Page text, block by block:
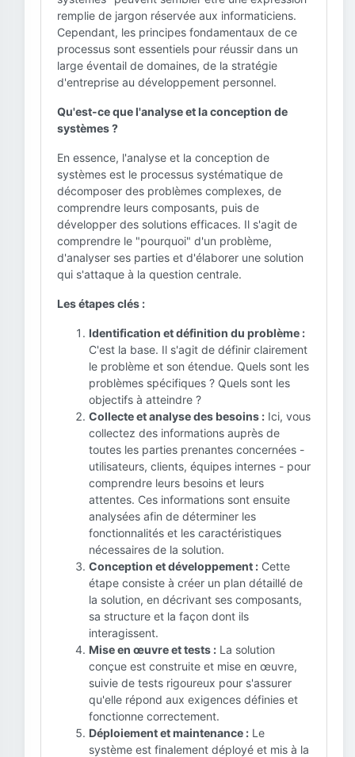
remplie de jargon réservée aux informaticiens.
Cependant, les principes fondamentaux de ce
processus sont essentiels pour réussir dans un
large éventail de domaines, de la stratégie
d'entreprise au développement personnel.
Qu'est-ce que l'analyse et la conception de
systèmes ?
En essence, l'analyse et la conception de
systèmes est le processus systématique de
décomposer des problèmes complexes, de
comprendre leurs composants, puis de
développer des solutions efficaces. Il s'agit de
comprendre le "pourquoi" d'un problème,
d'analyser ses parties et d'élaborer une solution
qui s'attaque à la question centrale.
Les étapes clés :
Identification et définition du problème :
C'est la base. Il s'agit de définir clairement
le problème et son étendue. Quels sont les
problèmes spécifiques ? Quels sont les
objectifs à atteindre ?
Collecte et analyse des besoins : Ici, vous
collectez des informations auprès de
toutes les parties prenantes concernées -
utilisateurs, clients, équipes internes - pour
comprendre leurs besoins et leurs
attentes. Ces informations sont ensuite
analysées afin de déterminer les
fonctionnalités et les caractéristiques
nécessaires de la solution.
Conception et développement : Cette
étape consiste à créer un plan détaillé de
la solution, en décrivant ses composants,
sa structure et la façon dont ils
interagissent.
Mise en œuvre et tests : La solution
conçue est construite et mise en œuvre,
suivie de tests rigoureux pour s'assurer
qu'elle répond aux exigences définies et
fonctionne correctement.
Déploiement et maintenance : Le
système est finalement déployé et mis à la